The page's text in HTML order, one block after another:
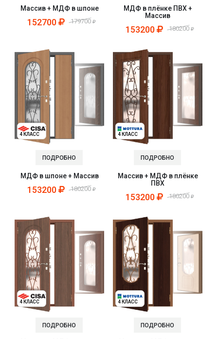
Массив + МДФ в шпоне
152700 179700
МДФ в плёнке ПВХ +
Массив
153200 180200
4 КЛАСС
ПОДРОБНО
МДФ в шпоне + Массив
153200 180200
4 КЛАСС
ПОДРОБНО
Массив + МДФ в плёнке
ПВХ
153200 180200
4 КЛАСС
ПОДРОБНО
4 КЛАСС
ПОДРОБНО